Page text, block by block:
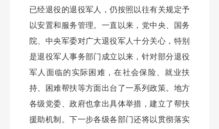
已经退役的退役军人，仍按照以往有关规定予
以安置和服务管理。一直以来，党中央、国务
院、中央军委对广大退役军人十分关心，特别
是退役军人事务部门成立以来，针对部分退役
军人面临的实际困难，在社会保险、就业扶
持、困难帮扶等方面出台了一系列政策。地方
各级党委、政府也拿出具体举措，建立了帮扶
援助机制。下一步各级各部门还将以贯彻落实